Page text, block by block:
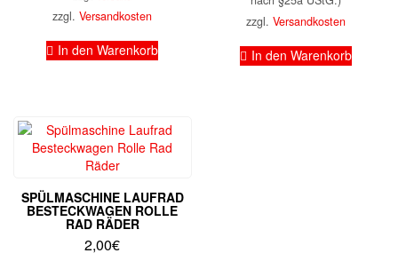
zzgl.Versandkosten
In den Warenkorb
zzgl. Versandkosten
In den Warenkorb
SPÜLMASCHINE LAUFRAD
BESTECKWAGEN ROLLE
RAD RÄDER
2,00€